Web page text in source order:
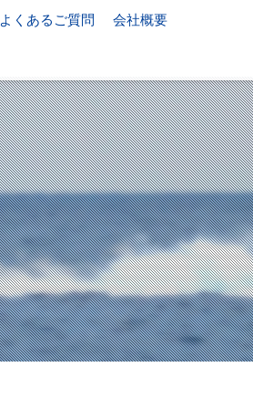
よくあるご質問 会社概要